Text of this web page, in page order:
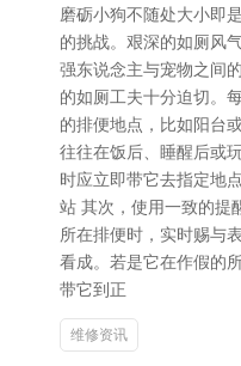
磨砺小狗不随处大小即
的挑战。艰深的如厕风
强东说念主与宠物之间
的如厕工夫十分迫切。
的排便地点，比如阳台
往往在饭后、睡醒后或
时应立即带它去指定地
站 其次，使用一致的提
所在排便时，实时赐与
看成。若是它在作假的
带它到正
维修资讯